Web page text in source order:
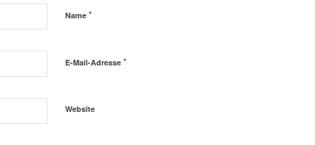
Name *
E-Mail-Adresse *
Website